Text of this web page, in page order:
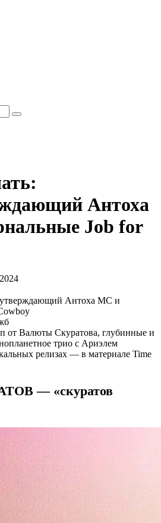
Антоха
Job for
от Валюты Скуратова, глубинные и
трио с Ариэлем
релизах — в материале Time
— «скуратов